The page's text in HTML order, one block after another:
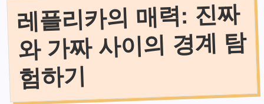
레플리카의 매력: 진짜
와 가짜 사이의 경계 탐
험하기